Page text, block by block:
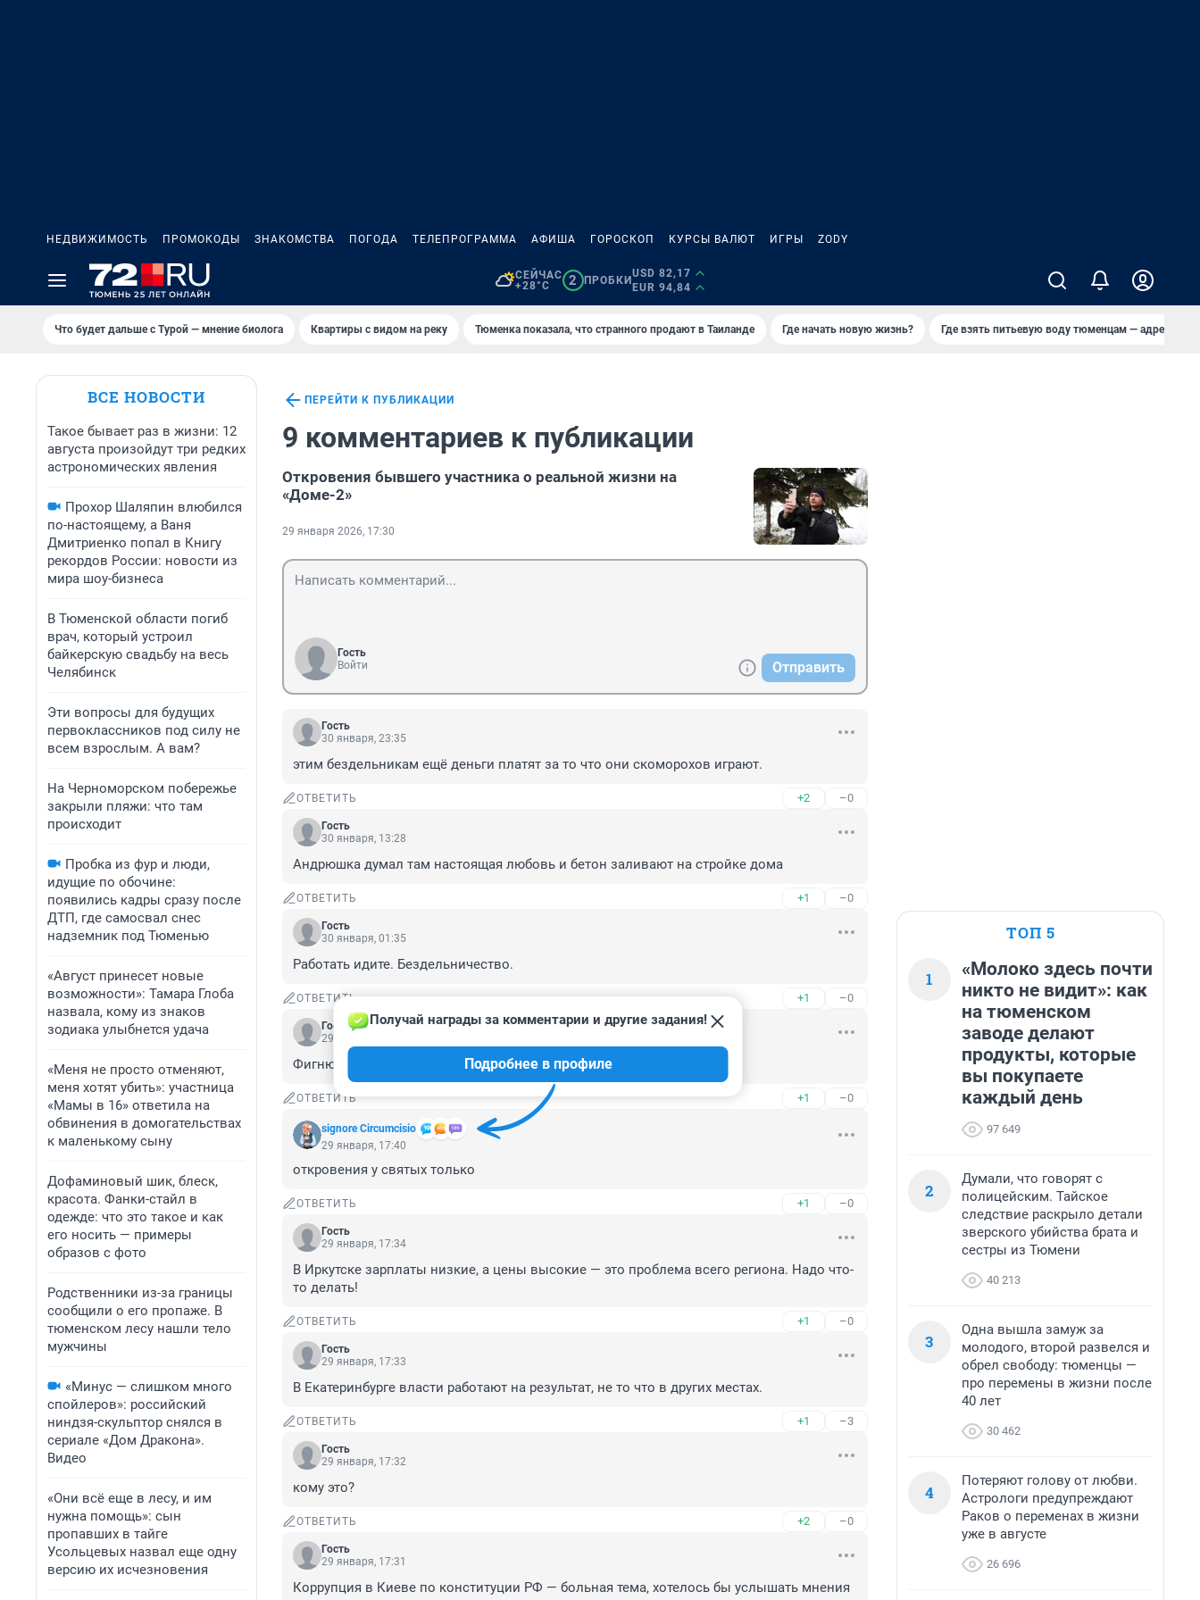
НЕДВИЖИМОСТЬ ПРОМОКОДЫ ЗНАКОМСТВА ПОГОДА ТЕЛЕПРОГРАММА АФИША ГОРОСКОП КУРСЫ ВАЛЮТ ИГРЫ ZODY
СЕЙЧАС
+28°C
2 ПРОБКИ
USD 82,17
EUR 94,84
Что будет дальше с Турой — мнение биолога Квартиры с видом на реку Тюменка показала, что странного продают в Таиланде Где начать новую жизнь? Где взять питьевую воду тюменцам — адреса
ВСЕ НОВОСТИ
Такое бывает раз в жизни: 12
августа произойдут три редких
астрономических явления
Прохор Шаляпин влюбился
по-настоящему, а Ваня
Дмитриенко попал в Книгу
рекордов России: новости из
мира шоу-бизнеса
В Тюменской области погиб
врач, который устроил
байкерскую свадьбу на весь
Челябинск
Эти вопросы для будущих
первоклассников под силу не
всем взрослым. А вам?
На Черноморском побережье
закрыли пляжи: что там
происходит
Пробка из фур и люди,
идущие по обочине:
появились кадры сразу после
ДТП, где самосвал снес
надземник под Тюменью
«Август принесет новые
возможности»: Тамара Глоба
назвала, кому из знаков
зодиака улыбнется удача
«Меня не просто отменяют,
меня хотят убить»: участница
«Мамы в 16» ответила на
обвинения в домогательствах
к маленькому сыну
Дофаминовый шик, блеск,
красота. Фанки-стайл в
одежде: что это такое и как
его носить — примеры
образов с фото
Родственники из-за границы
сообщили о его пропаже. В
тюменском лесу нашли тело
мужчины
«Минус — слишком много
спойлеров»: российский
ниндзя-скульптор снялся в
сериале «Дом Дракона».
Видео
«Они всё еще в лесу, и им
нужна помощь»: сын
пропавших в тайге
Усольцевых назвал еще одну
версию их исчезновения
ПЕРЕЙТИ К ПУБЛИКАЦИИ
9 комментариев к публикации
Откровения бывшего участника о реальной жизни на
«Доме-2»
29 января 2026, 17:30
Гость
Войти
Отправить
Гость
30 января, 23:35
этим бездельникам ещё деньги платят за то что они скоморохов играют.
ОТВЕТИТЬ +2 –0
Гость
30 января, 13:28
Андрюшка думал там настоящая любовь и бетон заливают на стройке дома
ОТВЕТИТЬ +1 –0
Гость
30 января, 01:35
Работать идите. Бездельничество.
ОТВЕТИТЬ +1 –0
Гость
29 января, 17:48
Фигню пишите
ОТВЕТИТЬ +1 –0
signore Сircumcisio
Получай награды за комментарии и другие задания!
Подробнее в профиле
29 января, 17:40
откровения у святых только
ОТВЕТИТЬ +1 –0
Гость
29 января, 17:34
В Иркутске зарплаты низкие, а цены высокие — это проблема всего региона. Надо что-
то делать!
ОТВЕТИТЬ +1 –0
Гость
29 января, 17:33
В Екатеринбурге власти работают на результат, не то что в других местах.
ОТВЕТИТЬ +1 –3
Гость
29 января, 17:32
кому это?
ОТВЕТИТЬ +2 –0
Гость
29 января, 17:31
Коррупция в Киеве по конституции РФ — больная тема, хотелось бы услышать мнения
ТОП 5
1
«Молоко здесь почти
никто не видит»: как
на тюменском
заводе делают
продукты, которые
вы покупаете
каждый день
97 649
2
Думали, что говорят с
полицейским. Тайское
следствие раскрыло детали
зверского убийства брата и
сестры из Тюмени
40 213
3
Одна вышла замуж за
молодого, второй развелся и
обрел свободу: тюменцы —
про перемены в жизни после
40 лет
30 462
4
Потеряют голову от любви.
Астрологи предупреждают
Раков о переменах в жизни
уже в августе
26 696